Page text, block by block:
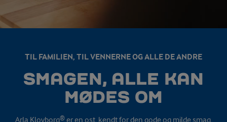
TIL FAMILIEN, TIL VENNERNE OG ALLE DE ANDRE
SMAGEN, ALLE KAN
MØDES OM
Arla Klovborg® er en ost, kendt for den gode og milde smag,